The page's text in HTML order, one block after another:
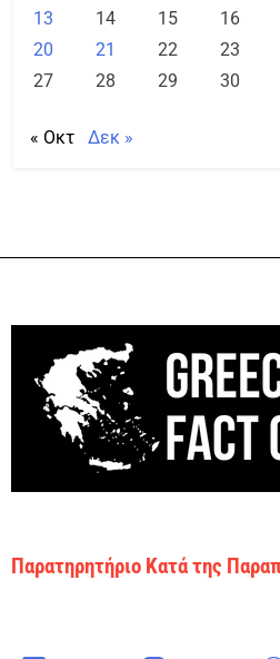
13
14 15 16
20
21 22 23
27
28 29 30
« Οκτ Δεκ »
Παρατηρητήριο Κατά της